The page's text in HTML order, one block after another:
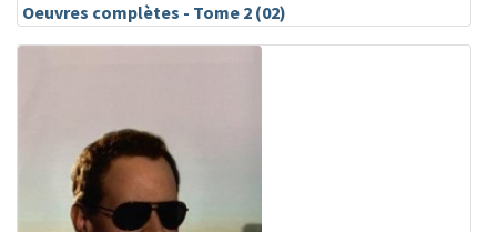
Oeuvres complètes - Tome 2 (02)